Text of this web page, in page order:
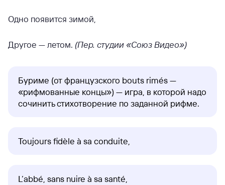
Одно появится зимой,
Другое — летом. (Пер. студии «Союз Видео»)
Буриме (от французского bouts rimés —
«рифмованные концы») — игра, в которой надо
сочинить стихотворение по заданной рифме.
Toujours fidèle à sa conduite,
L’abbé, sans nuire à sa santé,